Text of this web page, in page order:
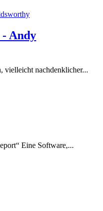
Andy
vielleicht nachdenklicher...
Eine Software,...